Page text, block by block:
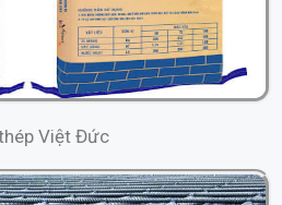
Việt Đức